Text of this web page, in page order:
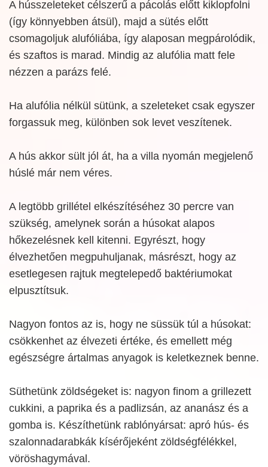
A hússzeleteket célszerű a pácolás előtt kiklopfolni
(így könnyebben átsül), majd a sütés előtt
csomagoljuk alufóliába, így alaposan megpárolódik,
és szaftos is marad. Mindig az alufólia matt fele
nézzen a parázs felé.
Ha alufólia nélkül sütünk, a szeleteket csak egyszer
forgassuk meg, különben sok levet veszítenek.
A hús akkor sült jól át, ha a villa nyomán megjelenő
húslé már nem véres.
A legtöbb grillétel elkészítéséhez 30 percre van
szükség, amelynek során a húsokat alapos
hőkezelésnek kell kitenni. Egyrészt, hogy
élvezhetően megpuhuljanak, másrészt, hogy az
esetlegesen rajtuk megtelepedő baktériumokat
elpusztítsuk.
Nagyon fontos az is, hogy ne süssük túl a húsokat:
csökkenhet az élvezeti értéke, és emellett még
egészségre ártalmas anyagok is keletkeznek benne.
Süthetünk zöldségeket is: nagyon finom a grillezett
cukkini, a paprika és a padlizsán, az ananász és a
gomba is. Készíthetünk rablónyársat: apró hús- és
szalonnadarabkák kísérőjeként zöldségfélékkel,
vöröshagymával.